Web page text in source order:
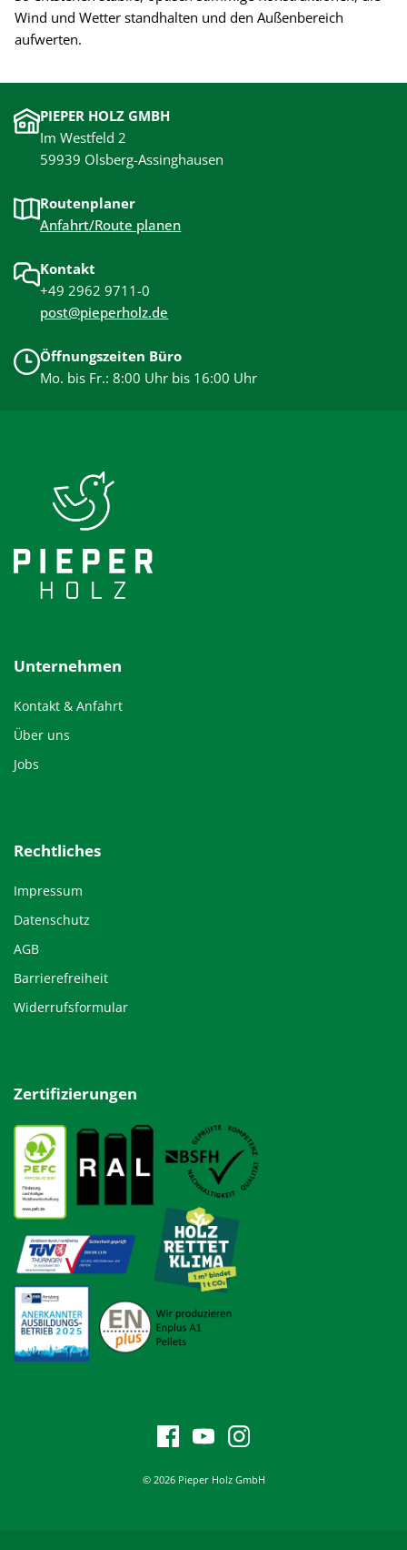
Wind und Wetter standhalten und den Außenbereich
aufwerten.
PIEPER HOLZ GMBH
Im Westfeld 2
59939 Olsberg-Assinghausen
Routenplaner
Anfahrt/Route planen
Kontakt
+49 2962 9711-0
post@pieperholz.de
Öffnungszeiten Büro
Mo. bis Fr.: 8:00 Uhr bis 16:00 Uhr
Unternehmen
Kontakt & Anfahrt
Über uns
Jobs
Rechtliches
Impressum
Datenschutz
AGB
Barrierefreiheit
Widerrufsformular
Zertifizierungen
© 2026 Pieper Holz GmbH